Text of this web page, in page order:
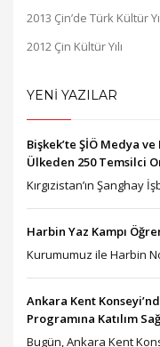
2013 Çin’de Türk Kültür
2012 Çin Kültür Yılı
YENİ YAZILAR
Bişkek’te ŞİÖ Medya
Ülkeden 250 Temsilci
Kırgızistan’ın Şanghay
Harbin Yaz Kampı
Kurumumuz ile Harbin
Ankara Kent
Programına Katılım
Bugün, Ankara Kent